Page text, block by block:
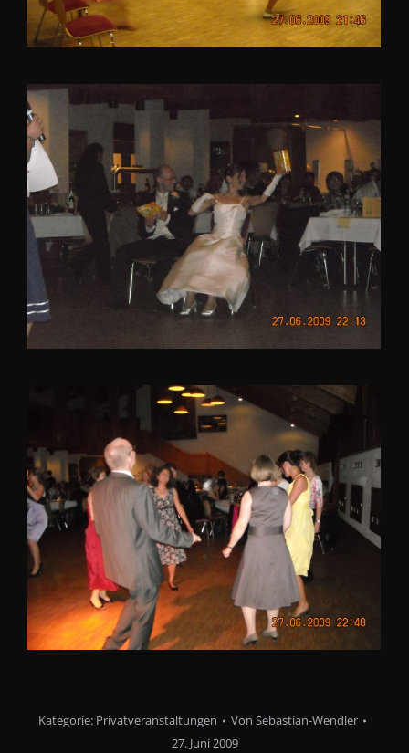
Kategorie: Privatveranstaltungen Von Sebastian-Wendler
27. Juni 2009